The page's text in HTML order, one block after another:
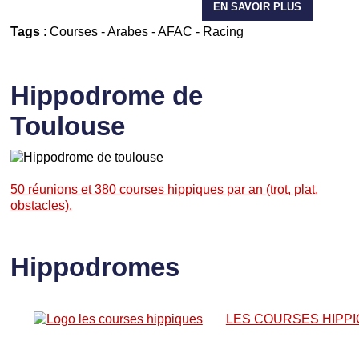
EN SAVOIR PLUS
Tags: Courses-Arabes-AFAC - Racing
Hippodrome de
Toulouse
50 réunions et 380 courses hippiques par an (trot, plat,
obstacles).
Hippodromes
LES COURSES